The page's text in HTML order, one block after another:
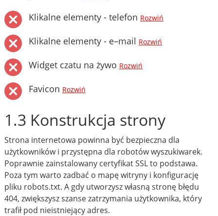
Klikalne elementy - telefon Rozwiń
Klikalne elementy - e–mail Rozwiń
Widget czatu na żywo Rozwiń
Favicon Rozwiń
1.3 Konstrukcja strony
Strona internetowa powinna być bezpieczna dla
użytkowników i przystępna dla robotów wyszukiwarek.
Poprawnie zainstalowany certyfikat SSL to podstawa.
Poza tym warto zadbać o mapę witryny i konfigurację
pliku robots.txt. A gdy utworzysz własną stronę błędu
404, zwiększysz szanse zatrzymania użytkownika, który
trafił pod nieistniejący adres.